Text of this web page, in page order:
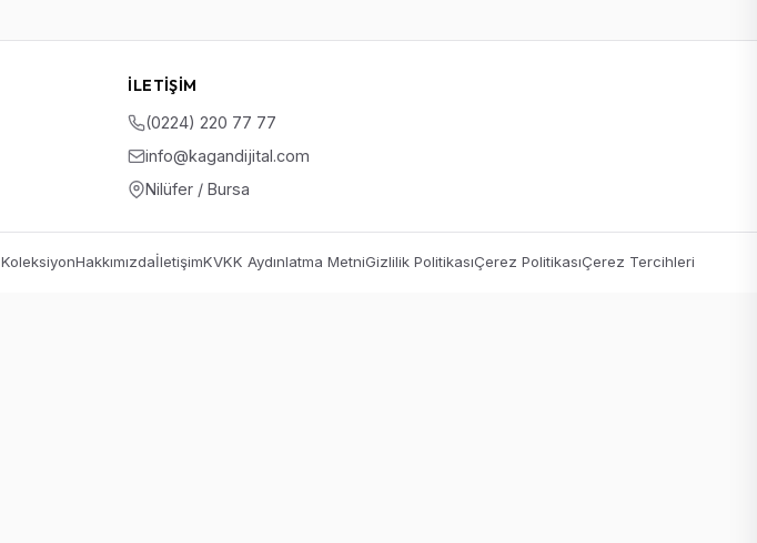
İLETIŞIM
(0224) 220 77 77
info@kagandijital.com
Nilüfer / Bursa
KoleksiyonHakkımızdaİletişimKVKK Aydınlatma MetniGizlilik PolitikasıÇerez PolitikasıÇerez Tercihleri